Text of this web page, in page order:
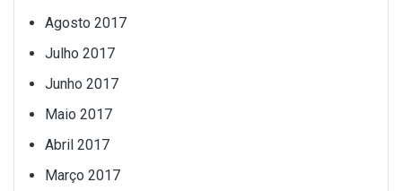
Agosto 2017
Julho 2017
Junho 2017
Maio 2017
Abril 2017
Março 2017